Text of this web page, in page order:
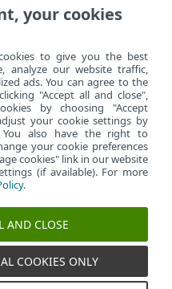
Security
your cookies
to give you the best
analyze our website traffic,
ads. You can agree to the
"Accept all and close",
by choosing "Accept
your cookie settings by
You also have the right to
your cookie preferences
cookies" link in our website
(if available). For more
.
AND CLOSE
COOKIES ONLY